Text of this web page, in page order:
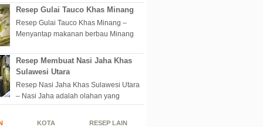
makanan spesial di Indonesia.
Walaupun sederhana, mengingat
proses pembuatanny...
Resep Gulai Tauco Khas Minang
Resep Gulai Tauco Khas Minang –
Menyantap makanan berbau Minang
ketempatnya. Sekarang dengan
banyaknya...
Resep Membuat Nasi Jaha Khas
Sulawesi Utara
Resep Nasi Jaha Khas Sulawesi Utara
– Nasi Jaha adalah olahan yang
merupakan perpaduan antara beras
KOTA RESEP LAIN